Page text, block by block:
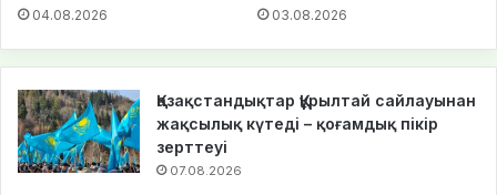
04.08.2026 03.08.2026
Қазақстандықтар Құрылтай сайлауынан
жақсылық күтеді – қоғамдық пікір
зерттеуі
07.08.2026